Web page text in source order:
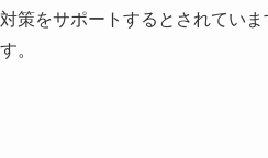
策をサポートするとされてい
。